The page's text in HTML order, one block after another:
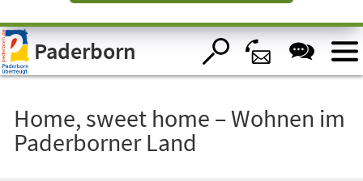
Visuelle
Assistenzsoftware
öffnen.Paderborn
Home, sweet home – Wohnen im
Paderborner Land